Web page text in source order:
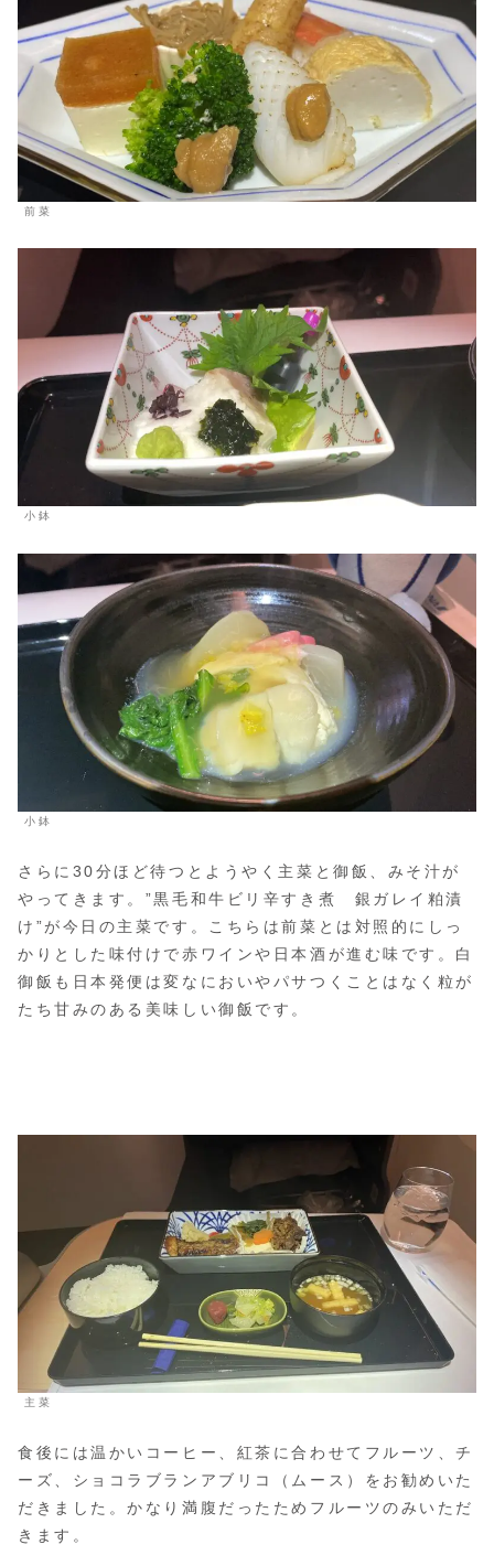
前菜
小鉢
小鉢
さらに30分ほど待つとようやく主菜と御飯、みそ汁が
やってきます。”黒毛和牛ビリ辛すき煮 銀ガレイ粕漬
け”が今日の主菜です。こちらは前菜とは対照的にしっ
かりとした味付けで赤ワインや日本酒が進む味です。白
御飯も日本発便は変なにおいやパサつくことはなく粒が
たち甘みのある美味しい御飯です。
主菜
食後には温かいコーヒー、紅茶に合わせてフルーツ、チ
ーズ、ショコラブランアブリコ（ムース）をお勧めいた
だきました。かなり満腹だったためフルーツのみいただ
きます。